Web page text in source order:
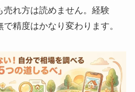
売れ方は読めません。経験
で精度はかなり変わります。